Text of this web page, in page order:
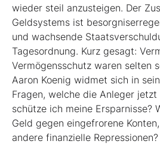
wieder steil anzusteigen. Der
Geldsystems ist
und wachsende
Tagesordnung. Kurz gesagt:
Vermögensschutz waren selten
Aaron Koenig widmet sich in
Fragen, welche die Anleger
schütze ich meine Erspar­nisse?
Geld gegen eingefro­rene
andere finanzielle